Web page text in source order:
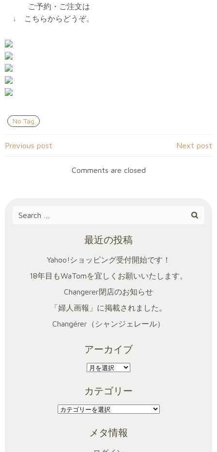
ご予約・ご注文は
↓
こちらからどうぞ。
No Tag
Post
navigation
Previous post
navigation
Next post
Comments are closed
Search
最近の投稿
Yahoo!ショッピング受付開始です！
18年目もWaTomを宜しくお願いいたします。
Changerer閉店のお知らせ
「婦人画報」に掲載されました。
Changérer（シャンジェレール）
アーカイブ
ア
カ
イ
ブ
カテゴリー
カ
メタ情報